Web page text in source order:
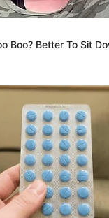
ältesten und
unter
LWL-Museum für
in
20 Meter großen
Informationen
Zeiss Planetarium/
- Im Zentrum der
barockes
aus einer
Boo? Better To Sit